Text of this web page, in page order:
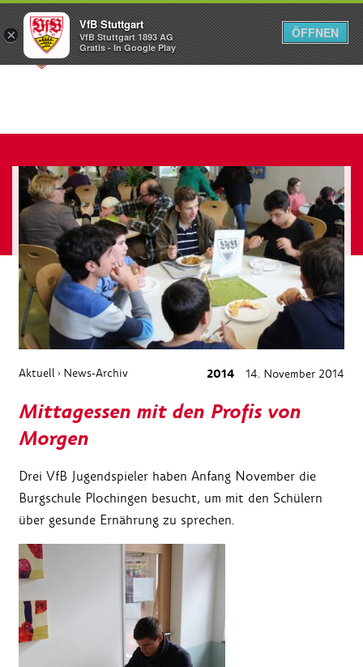
Menü
Aktuell › News-Archiv 2014 14. November 2014
Mittagessen mit den Profis von
Morgen
Drei VfB Jugendspieler haben Anfang November die
Burgschule Plochingen besucht, um mit den Schülern
über gesunde Ernährung zu sprechen.
×
VfB Stuttgart
VfB Stuttgart 1893 AG
Gratis - In Google Play
ÖFFNEN